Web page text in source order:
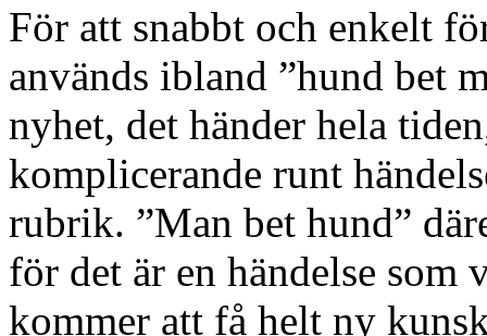
För att snabbt och enkelt
används ibland ”hund bet
nyhet, det händer hela
komplicerande runt
rubrik. ”Man bet hund”
för det är en händelse
kommer att få helt ny